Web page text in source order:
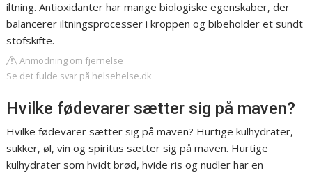
iltning. Antioxidanter har mange biologiske egenskaber, der
balancerer iltningsprocesser i kroppen og bibeholder et sundt
stofskifte.
Anmodning om fjernelse
Se det fulde svar på helsehelse.dk
Hvilke fødevarer sætter sig på maven?
Hvilke fødevarer sætter sig på maven? Hurtige kulhydrater,
sukker, øl, vin og spiritus sætter sig på maven. Hurtige
kulhydrater som hvidt brød, hvide ris og nudler har en